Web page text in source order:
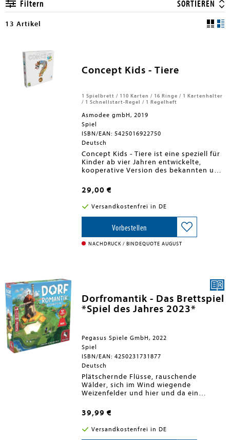
submenu
Filtern SORTIEREN
13 Artikel
Concept Kids - Tiere
1 Spielbrett / 110 Karten / 16 Ringe / 1 Kartenhalter
/ 1 Schnellstart-Regel / 1 Regelheft
Asmodee gmbH, 2019
Spiel
ISBN/EAN: 5425016922750
Deutsch
Concept Kids - Tiere ist eine speziell für
Kinder ab vier Jahren entwickelte,
kooperative Version des bekannten und
Concept. In diesem Beschreibungs- und
Wortspiel müssen die Kinder
gemeinsam einem anderen Spieler ein
Tier beschreiben. Dazu dürfen sie aber
nur die Symbole auf dem schön und
einfach gestalteten Spielbrett nutzen.
Bei der Wahl der Symbole dürfen sich
die Kinder helfen und der Ratende hat
fördert so mit viel Spaß das abstrakte
Denken.
29,00 €
Versandkostenfrei in DE
Vorbestellen
NACHDRUCK / BINDEQUOTE AUGUST
Dorfromantik - Das Brettspiel
*Spiel des Jahres 2023*
Pegasus Spiele GmbH, 2022
Spiel
ISBN/EAN: 4250231731877
Deutsch
Plätschernde Flüsse, rauschende
Wälder, sich im Wind wiegende
Weizenfelder und hier und da ein
Dorfromantik! Das Videospiel des
kleinen Entwicklerstudios Toukana
Interactive begeistert seit dem Early
Access im März 2021 die Gaming
39,99 €
Versandkostenfrei in DE